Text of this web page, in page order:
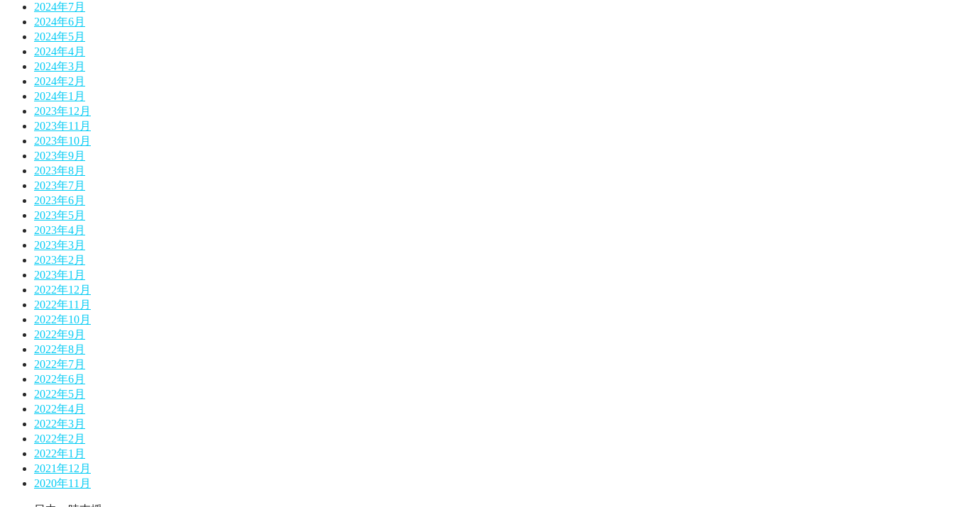
2024年7月
2024年6月
2024年5月
2024年4月
2024年3月
2024年2月
2024年1月
2023年12月
2023年11月
2023年10月
2023年9月
2023年8月
2023年7月
2023年6月
2023年5月
2023年4月
2023年3月
2023年2月
2023年1月
2022年12月
2022年11月
2022年10月
2022年9月
2022年8月
2022年7月
2022年6月
2022年5月
2022年4月
2022年3月
2022年2月
2022年1月
2021年12月
2020年11月